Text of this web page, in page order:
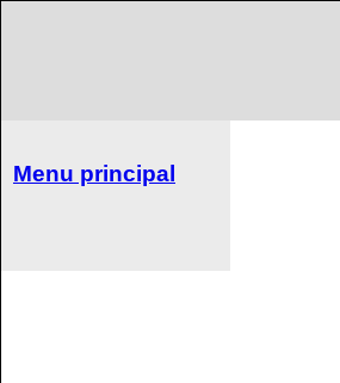
Menu principal